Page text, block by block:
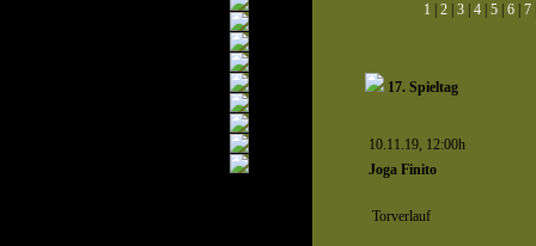
1 2| 3| 4| 5| 6| 7
17. Spieltag
10.11.19, 12:00hSpiel 1179
Joga Finito
Torverlauf